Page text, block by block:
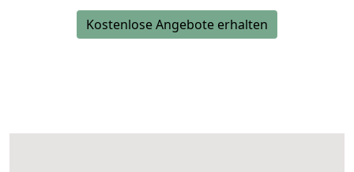
Kostenlose Angebote erhalten